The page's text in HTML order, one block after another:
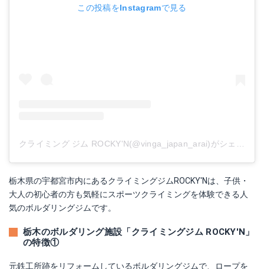
この投稿をInstagramで見る
栃木県の宇都宮市内にあるクライミングジムROCKY'Nは、子供・
大人の初心者の方も気軽にスポーツクライミングを体験できる人
気のボルダリングジムです。
栃木のボルダリング施設「クライミングジム ROCKY'N」
の特徴①
元鉄工所跡をリフォームしているボルダリングジムで、ロープを